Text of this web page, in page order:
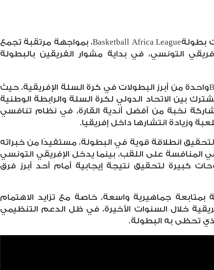
بطولةBasketball Africa League، بمواجهة مرتقبة تجمع
التونسي، في بداية مشوار الفريقين بالبطولة
واحدة من أبرز البطولات في كرة السلة الإفريقية، حيث
بين الاتحاد الدولي لكرة السلة والرابطة الوطنية
نخبة من أفضل أندية القارة، في نظام تنافسي
وزيادة انتشارها داخل إفريقيا.
انطلاقة قوية في البطولة، مستفيدًا من خبراته
المنافسة على اللقب، بينما يدخل الإفريقي التونسي
كبيرة لتحقيق نتيجة إيجابية أمام أحد أبرز فرق
بمتابعة جماهيرية واسعة، خاصة مع تزايد الاهتمام
خلال السنوات الأخيرة، في ظل الدعم التنظيمي
تحظى به البطولة.